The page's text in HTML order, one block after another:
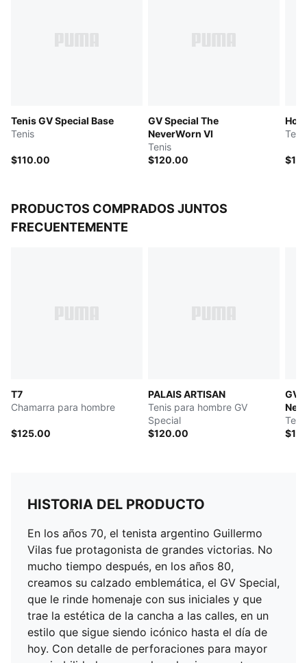
Detalles de las marcas PUMA y GV Special
Tenis GV Special Base
Tenis
$110.00
GV Special The
NeverWorn VI
Tenis
$120.00
PRODUCTOS COMPRADOS JUNTOS
FRECUENTEMENTE
T7
Chamarra para hombre
$125.00
PALAIS ARTISAN
Tenis para hombre GV
Special
$120.00
GV
HISTORIA DEL PRODUCTO
En los años 70, el tenista argentino Guillermo
Vilas fue protagonista de grandes victorias. No
mucho tiempo después, en los años 80,
creamos su calzado emblemática, el GV Special,
que le rinde homenaje con sus iniciales y que
trae la estética de la cancha a las calles, en un
estilo que sigue siendo icónico hasta el día de
hoy. Con detalle de perforaciones para mayor